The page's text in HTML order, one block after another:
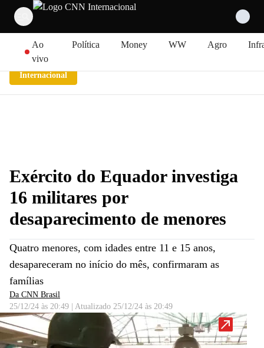
Ao
vivo
Política Money WW Agro
Internacional
Exército do Equador investiga
16 militares por
desaparecimento de menores
Quatro menores, com idades entre 11 e 15 anos,
desapareceram no início do mês, confirmaram as
famílias
Da CNN Brasil
25/12/24 às 20:49
Atualizado 25/12/24 às 20:49